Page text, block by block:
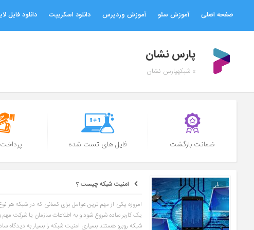
صفحه اصلی آموزش سئو آموزش وردپرس دانلود اسکریپت دانلود فایل
پارس نشان
» شبکهپارس نشان
ضمانت بازگشت فایل های تست شده پرداخت
- بار امنیت شبکه چیست ؟
امروزه یکی از مهم ترین عوامل برای کسانی که در شبکه هر
یک کاربر ساده شروع شود و به اطلاعات سازمان یا شرکت
شبکه روبرو هستند بسیاری امنیت شبکه را بسیار به دیدگاه